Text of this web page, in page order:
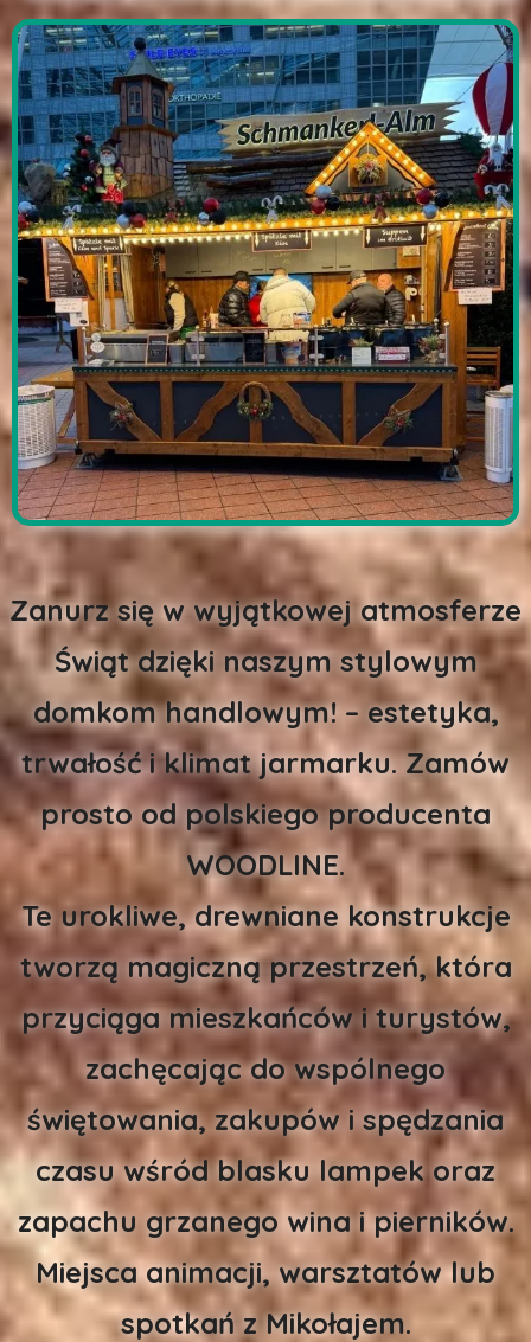
Zanurz się w wyjątkowej atmosferze
Świąt dzięki naszym stylowym
domkom handlowym! – estetyka,
trwałość i klimat jarmarku. Zamów
prosto od polskiego producenta
WOODLINE.
Te urokliwe, drewniane konstrukcje
tworzą magiczną przestrzeń, która
przyciąga mieszkańców i turystów,
zachęcając do wspólnego
świętowania, zakupów i spędzania
czasu wśród blasku lampek oraz
zapachu grzanego wina i pierników.
Miejsca animacji, warsztatów lub
spotkań z Mikołajem.